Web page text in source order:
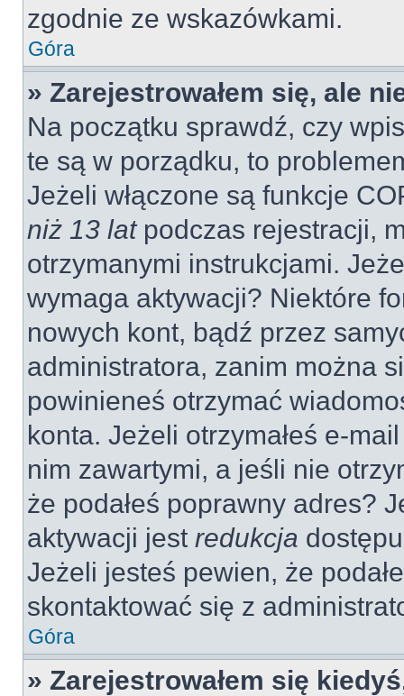
zgodnie ze wskazówkami.
Góra
» Zarejestrowałem się, ale
Na początku sprawdź, czy
te są w porządku, to
Jeżeli włączone są funkcje
niż 13 latpodczas rejestracji,
otrzymanymi instrukcjami.
wymaga aktywacji? Niektóre
nowych kont, bądź przez
administratora, zanim można
powinieneś otrzymać
konta. Jeżeli otrzymałeś e-
nim zawartymi, a jeśli nie
że podałeś poprawny adres?
aktywacji jest redukcja
Jeżeli jesteś pewien, że
skontaktować się z
Góra
» Zarejestrowałem się